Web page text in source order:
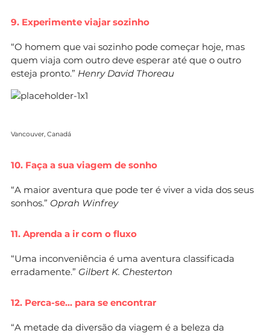
9. Experimente viajar sozinho
“O homem que vai sozinho pode começar hoje, mas
quem viaja com outro deve esperar até que o outro
esteja pronto.” Henry David Thoreau
Vancouver, Canadá
10. Faça a sua viagem de sonho
“A maior aventura que pode ter é viver a vida dos seus
sonhos.” Oprah Winfrey
11. Aprenda a ir com o fluxo
“Uma inconveniência é uma aventura classificada
erradamente.” Gilbert K. Chesterton
12. Perca-se… para se encontrar
“A metade da diversão da viagem é a beleza da